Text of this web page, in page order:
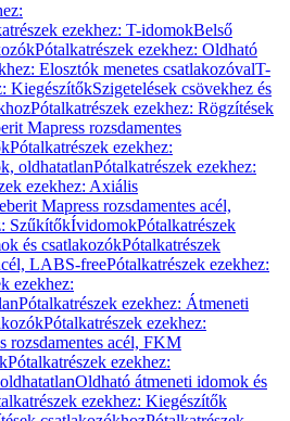
ezekhez: T-idomokBelső
Pótalkatrészek ezekhez: Oldható
Elosztók menetes csatlakozóvalT-
KiegészítőkSzigetelések csövekhez és
Pótalkatrészek ezekhez: Rögzítések
Mapress rozsdamentes
Pótalkatrészek ezekhez:
oldhatatlanPótalkatrészek ezekhez:
ezekhez: Axiális
Mapress rozsdamentes acél,
SzűkítőkÍvidomokPótalkatrészek
és csatlakozókPótalkatrészek
LABS-freePótalkatrészek ezekhez:
ezekhez:
Pótalkatrészek ezekhez: Átmeneti
Pótalkatrészek ezekhez:
rozsdamentes acél, FKM
Pótalkatrészek ezekhez:
Oldható átmeneti idomok és
ezekhez: Kiegészítők